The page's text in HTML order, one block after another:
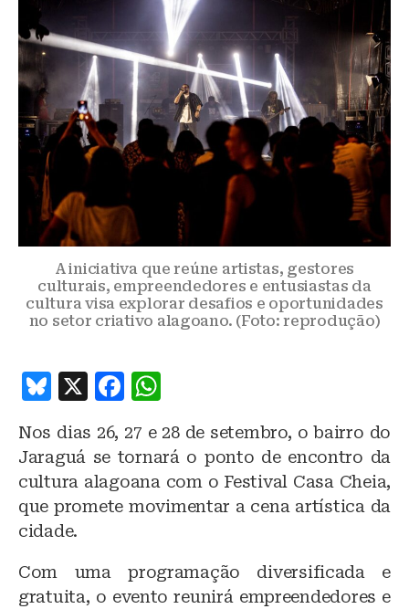
A iniciativa que reúne artistas, gestores
culturais, empreendedores e entusiastas da
cultura visa explorar desafios e oportunidades
no setor criativo alagoano. (Foto: reprodução)
B
e
s
k
y
X
F
c
e
b
o
k
at
s
A
p
Nos dias 26, 27 e 28 de setembro, o bairro do
Jaraguá se tornará o ponto de encontro da
cultura alagoana com o Festival Casa Cheia,
que promete movimentar a cena artística da
cidade.
Com uma programação diversificada e
gratuita, o evento reunirá empreendedores e